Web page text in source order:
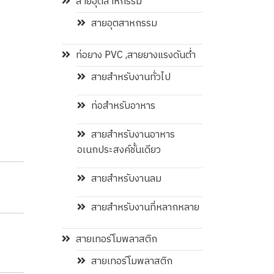
สายอุตสาหกรรม
ท่อยาง PVC ,สายยางแรงดันต่ำ
สายสำหรับงานทั่วไป
ท่อสำหรับอาหาร
สายสำหรับงานอาหาร
อเนกประสงค์ชั้นเดียว
สายสำหรับงานลม
สายสำหรับงานที่หลากหลาย
สายเทอร์โมพลาสติก
สายเทอร์โมพลาสติก